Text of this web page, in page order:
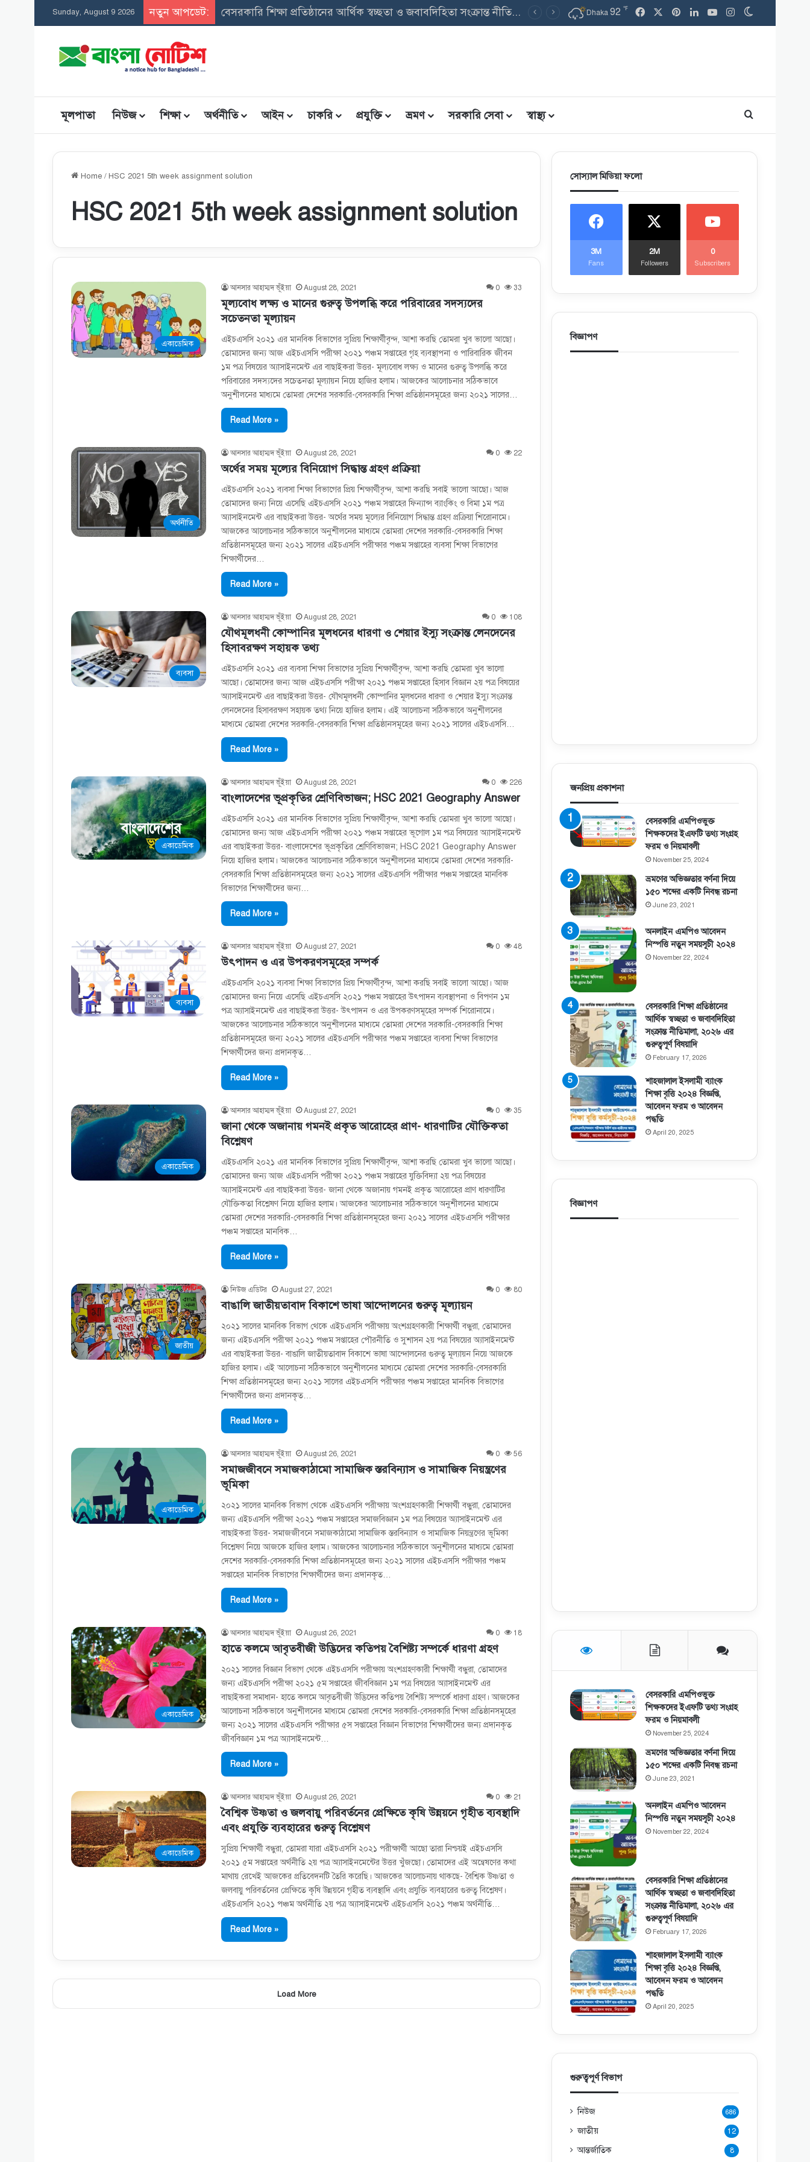
Sunday, August 9 2026 নতুন আপডেট: Dhaka 92 ℉ FacebookPinterest
LinkedInYouTubeInstagram
মূলপাতা নিউজ শিক্ষা অর্থনীতি আইন চাকরি প্রযুক্তি ভ্রমণ সরকারি সেবা স্বাস্থ্য Search for
Home /HSC 2021 5th week assignment solution
HSC 2021 5th week assignment solution
একাডেমিক
আনসার আহাম্মদ ভূঁইয়া August 28, 2021 0 33
মূল্যবােধ লক্ষ্য ও মানের গুরুত্ব উপলব্ধি করে পরিবারের সদস্যদের
সচেতনতা মূল্যায়ন
এইচএসসি ২০২১ এর মানবিক বিভাগের সুপ্রিয় শিক্ষার্থীবৃন্দ, আশা করছি তোমরা খুব ভালো আছো।
তোমাদের জন্য আজ এইচএসসি পরীক্ষা ২০২১ পঞ্চম সপ্তাহের গৃহ ব্যবস্থাপনা ও পারিবারিক জীবন
১ম পত্র বিষয়ের অ্যাসাইনমেন্ট এর বাছাইকরা উত্তর- মূল্যবােধ লক্ষ্য ও মানের গুরুত্ব উপলব্ধি করে
পরিবারের সদস্যদের সচেতনতা মূল্যায়ন নিয়ে হাজির হলাম। আজকের আলোচনার সঠিকভাবে
অনুশীলনের মাধ্যমে তোমরা দেশের সরকারি-বেসরকারি শিক্ষা প্রতিষ্ঠানসমূহের জন্য ২০২১ সালের…
Read More »
অর্থনীতি
আনসার আহাম্মদ ভূঁইয়া August 28, 2021 0 22
অর্থের সময় মূল্যের বিনিয়ােগ সিদ্ধান্ত গ্রহণ প্রক্রিয়া
এইচএসসি ২০২১ ব্যবসা শিক্ষা বিভাগের প্রিয় শিক্ষার্থীবৃন্দ, আশা করছি সবাই ভালো আছো। আজ
তোমাদের জন্য নিয়ে এসেছি এইচএসসি ২০২১ পঞ্চম সপ্তাহের ফিন্যান্স ব্যাংকিং ও বিমা ১ম পত্র
অ্যাসাইনমেন্ট এর বাছাইকরা উত্তর- অর্থের সময় মূল্যের বিনিয়ােগ সিদ্ধান্ত গ্রহণ প্রক্রিয়া শিরোনামে।
আজকের আলোচনার সঠিকভাবে অনুশীলনের মাধ্যমে তোমরা দেশের সরকারি-বেসরকারি শিক্ষা
প্রতিষ্ঠানসমূহের জন্য ২০২১ সালের এইচএসসি পরীক্ষার পঞ্চম সপ্তাহের ব্যবসা শিক্ষা বিভাগের
শিক্ষার্থীদের…
Read More »
ব্যবসা
আনসার আহাম্মদ ভূঁইয়া August 28, 2021 0 108
যৌথমূলধনী কোম্পানির মূলধনের ধারণা ও শেয়ার ইস্যু সংক্রান্ত লেনদেনের
হিসাবরক্ষণ সহায়ক তথ্য
এইচএসসি ২০২১ এর ব্যবসা শিক্ষা বিভাগের সুপ্রিয় শিক্ষার্থীবৃন্দ, আশা করছি তোমরা খুব ভালো
আছো। তোমাদের জন্য আজ এইচএসসি পরীক্ষা ২০২১ পঞ্চম সপ্তাহের হিসাব বিজ্ঞান ২য় পত্র বিষয়ের
অ্যাসাইনমেন্ট এর বাছাইকরা উত্তর- যৌথমূলধনী কোম্পানির মূলধনের ধারণা ও শেয়ার ইস্যু সংক্রান্ত
লেনদেনের হিসাবরক্ষণ সহায়ক তথ্য নিয়ে হাজির হলাম। এই আলোচনা সঠিকভাবে অনুশীলনের
মাধ্যমে তোমরা দেশের সরকারি-বেসরকারি শিক্ষা প্রতিষ্ঠানসমূহের জন্য ২০২১ সালের এইচএসসি…
Read More »
একাডেমিক
আনসার আহাম্মদ ভূঁইয়া August 28, 2021 0 226
বাংলাদেশের ভূপ্রকৃতির শ্রেণিবিভাজন; HSC 2021 Geography Answer
এইচএসসি ২০২১ এর মানবিক বিভাগের সুপ্রিয় শিক্ষার্থীবৃন্দ, আশা করছি তোমরা খুব ভালো আছো।
তোমাদের জন্য আজ এইচএসসি পরীক্ষা ২০২১ পঞ্চম সপ্তাহের ভূগোল ১ম পত্র বিষয়ের অ্যাসাইনমেন্ট
এর বাছাইকরা উত্তর- বাংলাদেশের ভূপ্রকৃতির শ্রেণিবিভাজন; HSC 2021 Geography Answer
নিয়ে হাজির হলাম। আজকের আলোচনার সঠিকভাবে অনুশীলনের মাধ্যমে তোমরা দেশের সরকারি-
বেসরকারি শিক্ষা প্রতিষ্ঠানসমূহের জন্য ২০২১ সালের এইচএসসি পরীক্ষার পঞ্চম সপ্তাহের মানবিক
বিভাগের শিক্ষার্থীদের জন্য…
Read More »
ব্যবসা
আনসার আহাম্মদ ভূঁইয়া August 27, 2021 0 48
উৎপাদন ও এর উপকরণসমূহের সম্পর্ক
এইচএসসি ২০২১ ব্যবসা শিক্ষা বিভাগের প্রিয় শিক্ষার্থীবৃন্দ, আশা করছি সবাই ভালো আছো। আজ
তোমাদের জন্য নিয়ে এসেছি এইচএসসি ২০২১ পঞ্চম সপ্তাহের উৎপাদন ব্যবস্থাপনা ও বিপণন ১ম
পত্র অ্যাসাইনমেন্ট এর বাছাইকরা উত্তর- উৎপাদন ও এর উপকরণসমূহের সম্পর্ক শিরোনামে।
আজকের আলোচনার সঠিকভাবে অনুশীলনের মাধ্যমে তোমরা দেশের সরকারি-বেসরকারি শিক্ষা
প্রতিষ্ঠানসমূহের জন্য ২০২১ সালের এইচএসসি পরীক্ষার পঞ্চম সপ্তাহের ব্যবসা শিক্ষা বিভাগের
শিক্ষার্থীদের জন্য প্রদানকৃত…
Read More »
একাডেমিক
আনসার আহাম্মদ ভূঁইয়া August 27, 2021 0 35
জানা থেকে অজানায় গমনই প্রকৃত আরোহের প্রাণ- ধারণাটির যৌক্তিকতা
বিশ্লেষণ
এইচএসসি ২০২১ এর মানবিক বিভাগের সুপ্রিয় শিক্ষার্থীবৃন্দ, আশা করছি তোমরা খুব ভালো আছো।
তোমাদের জন্য আজ এইচএসসি পরীক্ষা ২০২১ পঞ্চম সপ্তাহের যুক্তিবিদ্যা ২য় পত্র বিষয়ের
অ্যাসাইনমেন্ট এর বাছাইকরা উত্তর- জানা থেকে অজানায় গমনই প্রকৃত আরোহের প্রাণ ধারণাটির
যৌক্তিকতা বিশ্লেষণ নিয়ে হাজির হলাম। আজকের আলোচনার সঠিকভাবে অনুশীলনের মাধ্যমে
তোমরা দেশের সরকারি-বেসরকারি শিক্ষা প্রতিষ্ঠানসমূহের জন্য ২০২১ সালের এইচএসসি পরীক্ষার
পঞ্চম সপ্তাহের মানবিক…
Read More »
জাতীয়
নিউজ এডিটর August 27, 2021 0 80
বাঙালি জাতীয়তাবাদ বিকাশে ভাষা আন্দোলনের গুরুত্ব মূল্যায়ন
২০২১ সালের মানবিক বিভাগ থেকে এইচএসসি পরীক্ষায় অংশগ্রহণকারী শিক্ষার্থী বন্ধুরা, তোমাদের
জন্য এইচএসসি পরীক্ষা ২০২১ পঞ্চম সপ্তাহের পৌরনীতি ও সুশাসন ২য় পত্র বিষয়ের অ্যাসাইনমেন্ট
এর বাছাইকরা উত্তর- বাঙালি জাতীয়তাবাদ বিকাশে ভাষা আন্দোলনের গুরুত্ব মূল্যায়ন নিয়ে আজকে
হাজির হলাম। এই আলোচনা সঠিকভাবে অনুশীলনের মাধ্যমে তোমরা দেশের সরকারি-বেসরকারি
শিক্ষা প্রতিষ্ঠানসমূহের জন্য ২০২১ সালের এইচএসসি পরীক্ষার পঞ্চম সপ্তাহের মানবিক বিভাগের
শিক্ষার্থীদের জন্য প্রদানকৃত…
Read More »
একাডেমিক
আনসার আহাম্মদ ভূঁইয়া August 26, 2021 0 56
সমাজজীবনে সমাজকাঠামাে সামাজিক স্তরবিন্যাস ও সামাজিক নিয়ন্ত্রণের
ভূমিকা
২০২১ সালের মানবিক বিভাগ থেকে এইচএসসি পরীক্ষায় অংশগ্রহণকারী শিক্ষার্থী বন্ধুরা, তোমাদের
জন্য এইচএসসি পরীক্ষা ২০২১ পঞ্চম সপ্তাহের সমাজবিজ্ঞান ১ম পত্র বিষয়ের অ্যাসাইনমেন্ট এর
বাছাইকরা উত্তর- সমাজজীবনে সমাজকাঠামাে সামাজিক স্তরবিন্যাস ও সামাজিক নিয়ন্ত্রণের ভূমিকা
বিশ্লেষণ নিয়ে আজকে হাজির হলাম। আজকের আলোচনার সঠিকভাবে অনুশীলনের মাধ্যমে তোমরা
দেশের সরকারি-বেসরকারি শিক্ষা প্রতিষ্ঠানসমূহের জন্য ২০২১ সালের এইচএসসি পরীক্ষার পঞ্চম
সপ্তাহের মানবিক বিভাগের শিক্ষার্থীদের জন্য প্রদানকৃত…
Read More »
একাডেমিক
আনসার আহাম্মদ ভূঁইয়া August 26, 2021 0 18
হাতে কলমে আবৃতবীজী উদ্ভিদের কতিপয় বৈশিষ্ট্য সম্পর্কে ধারণা গ্রহণ
২০২১ সালের বিজ্ঞান বিভাগ থেকে এইচএসসি পরীক্ষায় অংশগ্রহণকারী শিক্ষার্থী বন্ধুরা, তোমাদের
জন্য এইচএসসি পরীক্ষা ২০২১ ৫ম সপ্তাহের জীববিজ্ঞান ১ম পত্র বিষয়ের অ্যাসাইনমেন্ট এর
বাছাইকরা সমাধান- হাতে কলমে আবৃতবীজী উদ্ভিদের কতিপয় বৈশিষ্ট্য সম্পর্কে ধারণা গ্রহণ। আজকের
আলোচনা সঠিকভাবে অনুশীলনের মাধ্যমে তোমরা দেশের সরকারি-বেসরকারি শিক্ষা প্রতিষ্ঠানসমূহের
জন্য ২০২১ সালের এইচএসসি পরীক্ষার ৫স সপ্তাহের বিজ্ঞান বিভাগের শিক্ষার্থীদের জন্য প্রদানকৃত
জীববিজ্ঞান ১ম পত্র অ্যাসাইনমেন্ট…
Read More »
একাডেমিক
আনসার আহাম্মদ ভূঁইয়া August 26, 2021 0 21
বৈশ্বিক উষ্ণতা ও জলবায়ু পরিবর্তনের প্রেক্ষিতে কৃষি উন্নয়নে গৃহীত ব্যবস্থাদি
এবং প্রযুক্তি ব্যবহারের গুরুত্ব বিশ্লেষণ
সুপ্রিয় শিক্ষার্থী বন্ধুরা, তোমরা যারা এইচএসসি ২০২১ পরীক্ষার্থী আছো তারা নিশ্চয়ই এইচএসসি
২০২১ ৫ম সপ্তাহের অর্থনীতি ২য় পত্র অ্যাসাইনমেন্টের উত্তর খুঁজছো। তোমাদের এই অন্বেষণের কথা
মাথায় রেখেই আজকের প্রতিবেদনটি তৈরি করেছি। আজকের আলোচনায় থাকছে- বৈশ্বিক উষ্ণতা ও
জলবায়ু পরিবর্তনের প্রেক্ষিতে কৃষি উন্নয়নে গৃহীত ব্যবস্থাদি এবং প্রযুক্তি ব্যবহারের গুরুত্ব বিশ্লেষণ।
এইচএসসি ২০২১ পঞ্চম অর্থনীতি ২য় পত্র অ্যাসাইনমেন্ট এইচএসসি ২০২১ পঞ্চম অর্থনীতি…
Read More »
Load More
সোস্যাল মিডিয়া ফলো
3M
Fans
2M
Followers
0
Subscribers
বিজ্ঞাপণ
জনপ্রিয় প্রকাশনা
বেসরকারি এমপিওভুক্ত
শিক্ষকদের ইএফটি তথ্য সংগ্রহ
ফরম ও নিয়মাবলী
November 25, 2024
ভ্রমণের অভিজ্ঞতার বর্ণনা দিয়ে
১৫০ শব্দের একটি নিবন্ধ রচনা
June 23, 2021
অনলাইন এমপিও আবেদন
নিস্পত্তি নতুন সময়সূচী ২০২৪
November 22, 2024
বেসরকারি শিক্ষা প্রতিষ্ঠানের
আর্থিক স্বচ্ছতা ও জবাবদিহিতা
সংক্রান্ত নীতিমালা, ২০২৬ এর
গুরুত্বপূর্ণ বিষয়াদি
February 17, 2026
শাহজালাল ইসলামী ব্যাংক
শিক্ষা বৃত্তি ২০২৪ বিজ্ঞপ্তি,
আবেদন ফরম ও আবেদন
পদ্ধতি
April 20, 2025
বিজ্ঞাপণ
বেসরকারি এমপিওভুক্ত
শিক্ষকদের ইএফটি তথ্য সংগ্রহ
ফরম ও নিয়মাবলী
November 25, 2024
ভ্রমণের অভিজ্ঞতার বর্ণনা দিয়ে
১৫০ শব্দের একটি নিবন্ধ রচনা
June 23, 2021
অনলাইন এমপিও আবেদন
নিস্পত্তি নতুন সময়সূচী ২০২৪
November 22, 2024
বেসরকারি শিক্ষা প্রতিষ্ঠানের
আর্থিক স্বচ্ছতা ও জবাবদিহিতা
সংক্রান্ত নীতিমালা, ২০২৬ এর
গুরুত্বপূর্ণ বিষয়াদি
February 17, 2026
শাহজালাল ইসলামী ব্যাংক
শিক্ষা বৃত্তি ২০২৪ বিজ্ঞপ্তি,
আবেদন ফরম ও আবেদন
পদ্ধতি
April 20, 2025
গুরুত্বপূর্ণ বিভাগ
নিউজ 686
জাতীয় 12
আন্তর্জাতিক 8